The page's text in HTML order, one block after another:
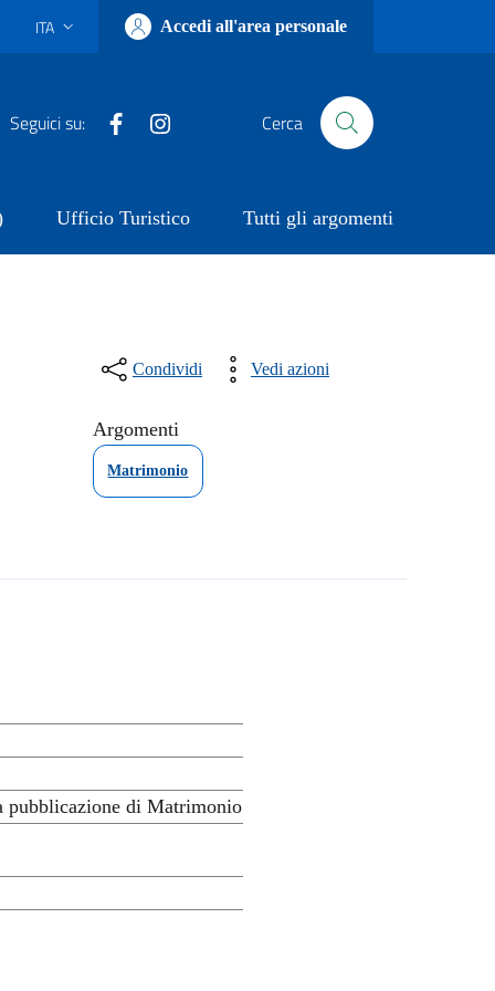
Lingua attiva:
ITA Accedi all'area personale
Seguici su: Facebook Cerca
Ufficio Turistico Tutti gli argomenti
Condividi Vedi azioni
Argomenti
Matrimonio
pubblicazione di Matrimonio